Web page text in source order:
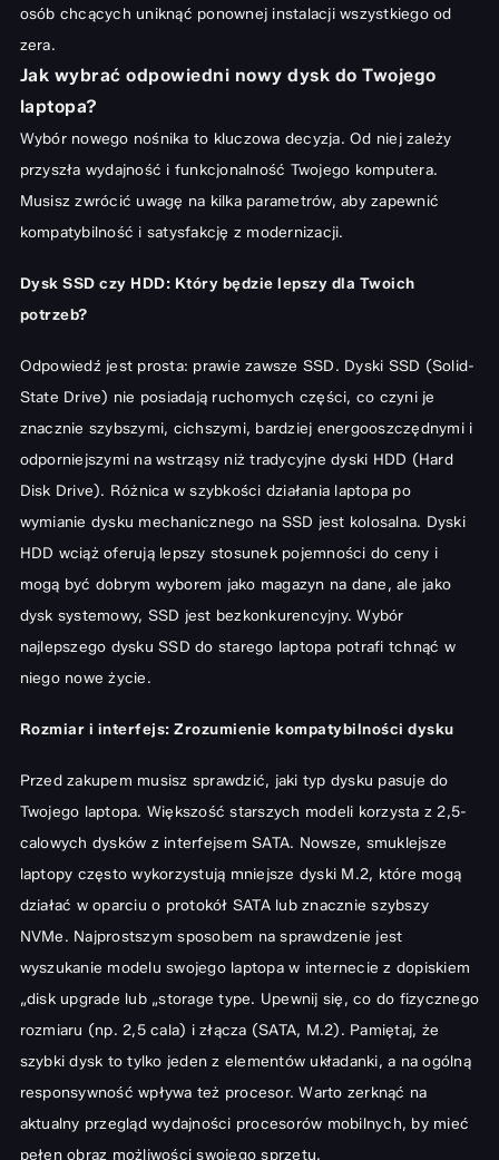
osób chcących uniknąć ponownej instalacji wszystkiego od
zera.
Jak wybrać odpowiedni nowy dysk do Twojego
laptopa?
Wybór nowego nośnika to kluczowa decyzja. Od niej zależy
przyszła wydajność i funkcjonalność Twojego komputera.
Musisz zwrócić uwagę na kilka parametrów, aby zapewnić
kompatybilność i satysfakcję z modernizacji.
Dysk SSD czy HDD: Który będzie lepszy dla Twoich
potrzeb?
Odpowiedź jest prosta: prawie zawsze SSD. Dyski SSD (Solid-
State Drive) nie posiadają ruchomych części, co czyni je
znacznie szybszymi, cichszymi, bardziej energooszczędnymi i
odporniejszymi na wstrząsy niż tradycyjne dyski HDD (Hard
Disk Drive). Różnica w szybkości działania laptopa po
wymianie dysku mechanicznego na SSD jest kolosalna. Dyski
HDD wciąż oferują lepszy stosunek pojemności do ceny i
mogą być dobrym wyborem jako magazyn na dane, ale jako
dysk systemowy, SSD jest bezkonkurencyjny. Wybór
najlepszego dysku SSD do starego laptopa potrafi tchnąć w
niego nowe życie.
Rozmiar i interfejs: Zrozumienie kompatybilności dysku
Przed zakupem musisz sprawdzić, jaki typ dysku pasuje do
Twojego laptopa. Większość starszych modeli korzysta z 2,5-
calowych dysków z interfejsem SATA. Nowsze, smuklejsze
laptopy często wykorzystują mniejsze dyski M.2, które mogą
działać w oparciu o protokół SATA lub znacznie szybszy
NVMe. Najprostszym sposobem na sprawdzenie jest
wyszukanie modelu swojego laptopa w internecie z dopiskiem
„disk upgrade lub „storage type. Upewnij się, co do fizycznego
rozmiaru (np. 2,5 cala) i złącza (SATA, M.2). Pamiętaj, że
szybki dysk to tylko jeden z elementów układanki, a na ogólną
responsywność wpływa też procesor. Warto zerknąć na
aktualny przegląd wydajności procesorów mobilnych, by mieć
pełen obraz możliwości swojego sprzętu.